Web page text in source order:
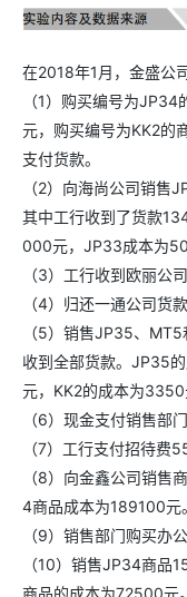
在2018年1月，金盛公
（1）购买编号为
元，购买编号为KK2的
支付货款。
（2）向海尚公司销售
其中工行收到了货款
000元，JP33成本为
（3）工行收到欧丽公
（4）归还一通公司货
（5）销售JP35、
收到全部货款。JP35
元，KK2的成本为3350
（6）现金支付销售部
（7）工行支付招待费
（8）向金鑫公司销
4商品成本为189100元。
（9）销售部门购买办
（10）销售JP34商品
商品的成本为72500元。